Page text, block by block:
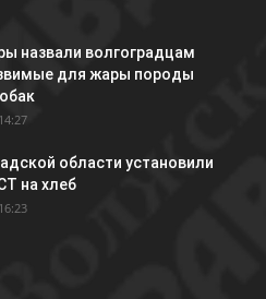
назвали волгоградцам
для жары породы
области установили
на хлеб